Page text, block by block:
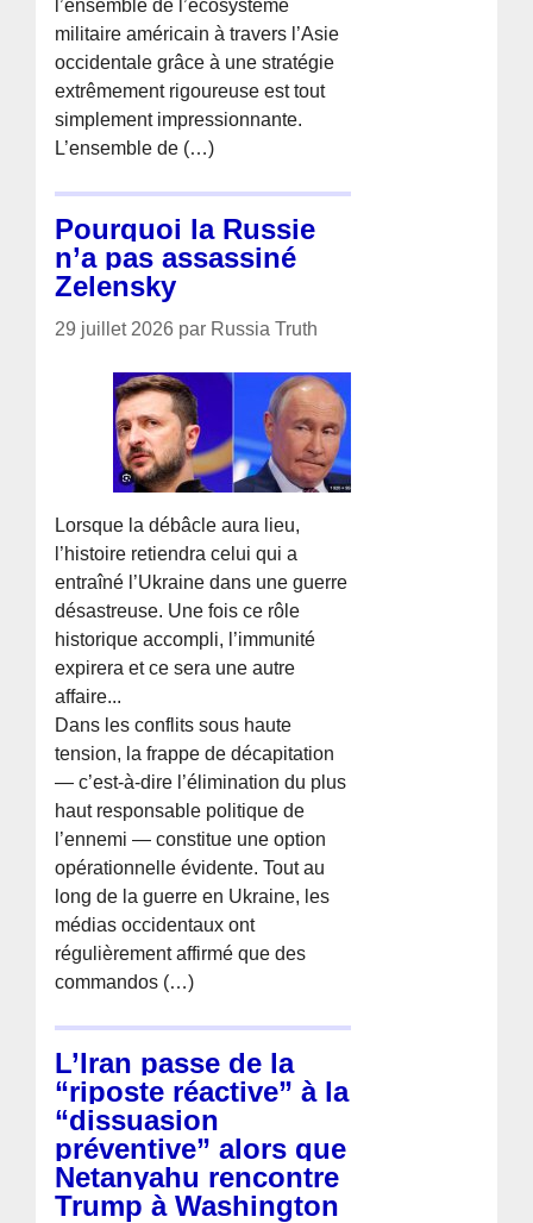
l’ensemble de l’écosystème
militaire américain à travers l’Asie
occidentale grâce à une stratégie
extrêmement rigoureuse est tout
simplement impressionnante.
L’ensemble de (…)
Pourquoi la Russie
n’a pas assassiné
Zelensky
29 juillet 2026 par Russia Truth
Lorsque la débâcle aura lieu,
l’histoire retiendra celui qui a
entraîné l’Ukraine dans une guerre
désastreuse. Une fois ce rôle
historique accompli, l’immunité
expirera et ce sera une autre
affaire...
Dans les conflits sous haute
tension, la frappe de décapitation
— c’est-à-dire l’élimination du plus
haut responsable politique de
l’ennemi — constitue une option
opérationnelle évidente. Tout au
long de la guerre en Ukraine, les
médias occidentaux ont
régulièrement affirmé que des
commandos (…)
L’Iran passe de la
“riposte réactive” à la
“dissuasion
préventive” alors que
Netanyahu rencontre
Trump à Washington